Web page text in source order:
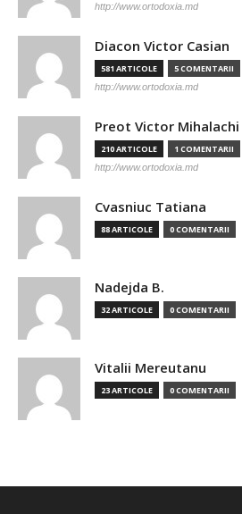
http://www.ortodoxia.md
Diacon Victor Casian
581 ARTICOLE 5 COMENTARII
http://www.ortodoxia.md
Preot Victor Mihalachi
210 ARTICOLE 1 COMENTARII
http://www.ortodoxia.md
Cvasniuc Tatiana
88 ARTICOLE 0 COMENTARII
Nadejda B.
32 ARTICOLE 0 COMENTARII
Vitalii Mereutanu
23 ARTICOLE 0 COMENTARII